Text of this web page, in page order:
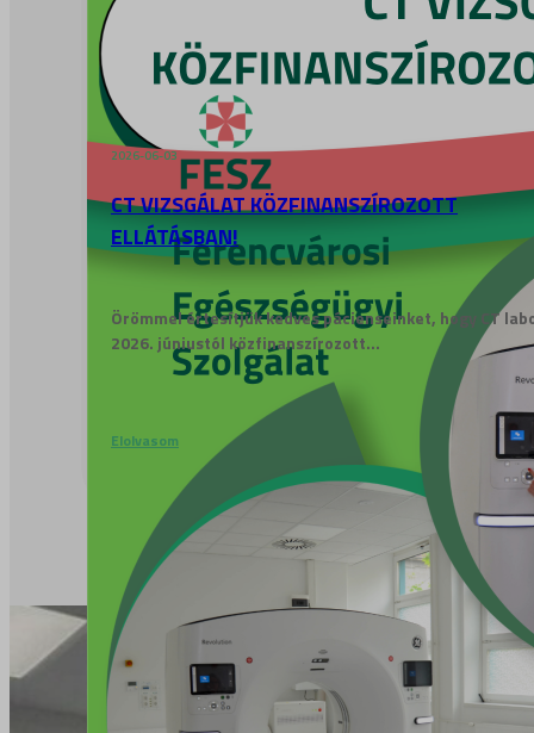
2026-06-03
CT VIZSGÁLAT KÖZFINANSZÍROZOTT
ELLÁTÁSBAN!
Örömmel értesítjük kedves pácienseinket, hogy CT
2026. júniustól közfinanszírozott...
Elolvasom